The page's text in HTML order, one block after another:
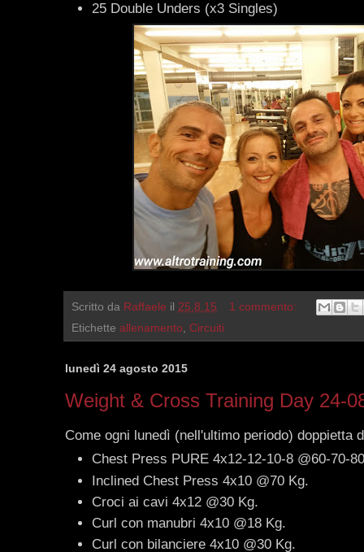
25 Double Unders (x3 Singles)
Scritto da Raffaele il 25.8.15
1 commento:
Etichette allenamento, Circuiti
lunedì 24 agosto 2015
Weight & Cross Training Day 24-
Come ogni lunedì (nell'ultimo periodo) doppietta
Chest Press PURE 4x12-12-10-8 @60-70-
Inclined Chest Press 4x10 @70 Kg.
Croci ai cavi 4x12 @30 Kg.
Curl con manubri 4x10 @18 Kg.
Curl con bilanciere 4x10 @30 Kg.